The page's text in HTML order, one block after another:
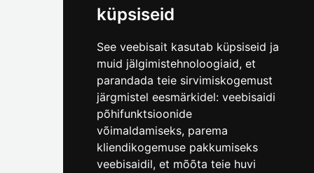
küpsiseid
See veebisait kasutab küpsiseid ja
muid jälgimistehnoloogiaid, et
parandada teie sirvimiskogemust
järgmistel eesmärkidel: veebisaidi
põhifunktsioonide
võimaldamiseks, parema
kliendikogemuse pakkumiseks
veebisaidil, et mõõta teie huvi
Галерея SEEK
Väike-Pääsukese 5
(+372) 5309 7535
foto@linnamuuseum.ee